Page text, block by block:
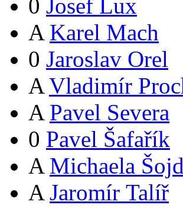
0 Josef Lux
A Karel Mach
0 Jaroslav Orel
A Vladimír
A Pavel Severa
0 Pavel Šafařík
A Michaela
A Jaromír Talíř